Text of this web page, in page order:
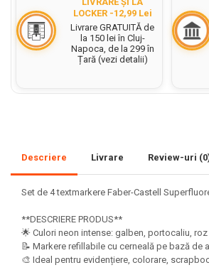
Set acuarele tempera
Culori si vopsele acrilice
Acuarele Guase
Pahare, palete si sorturi
Pensule cu rezervor
Pensule scolare bucata
Pensule scolare set
Foarfece pentru copii
Hartie si carton colorate
LOCKER -12,99 Lei
Livrare GRATUITĂ de
la 150 lei în Cluj-
Napoca, de la 299 în
Țară (vezi detalii)
Descriere Livrare Review-uri
Set de 4 textmarkere Faber-Castell
**DESCRIERE PRODUS**
🌟 Culori neon intense: galben, portocaliu,
📝 Markere refillabile cu cerneală pe bază
🎨 Ideal pentru evidențiere, colorare,